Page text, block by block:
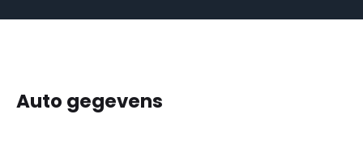
Auto gegevens